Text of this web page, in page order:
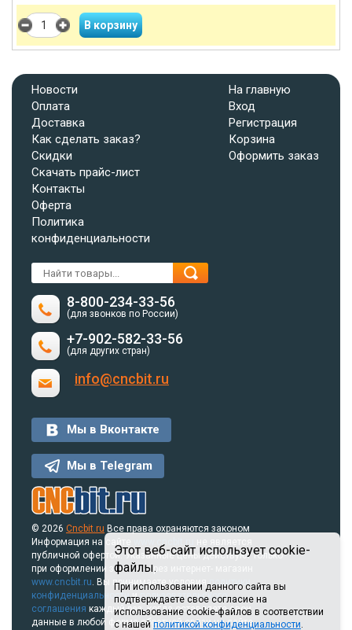
Этот веб-сайт использует cookie-
файлы.
При использовании данного сайта вы
подтверждаете свое согласие на
использование cookie-файлов в соответствии
с нашей политикой конфиденциальности.
Новости
Оплата
Доставка
Как сделать заказ?
Скидки
Скачать прайс-лист
Контакты
Оферта
Политика
конфиденциальности
На главную
Вход
Регистрация
Корзина
Оформить заказ
8-800-234-33-56
(для звонков по России)
+7-902-582-33-56
(для других стран)
info@cncbit.ru
Мы в Вконтакте
Мы в Telegram
© 2026 Cncbit.ru Все права охраняются законом
Информация на сайте
www.cncbit.ru
публичной офертой. Указанные цены действуют только
при оформлении заказа через интернет- магазин
www.cncbit.ru. Вы принимаете условияполитики
конфиденциальностиипользовательского
соглашения каждый раз, когда оставляете свои
данные в любой форме обратной связи на сайте.